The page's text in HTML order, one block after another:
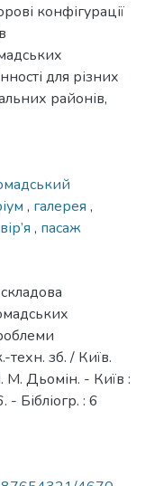
конфігурації
для різних
районів,
, галерея ,
, пасаж
техн. зб. / Київ.
М. Дьомін. - Київ :
Бібліогр. : 6